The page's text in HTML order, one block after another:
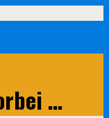
…